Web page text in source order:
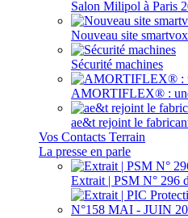
Salon Milipol à Paris
Nouveau site
Sécurité machines
AMORTIFLEX® :
ae&t rejoint le
Vos Contacts Terrain
La presse en parle
Extrait | PSM N° 296